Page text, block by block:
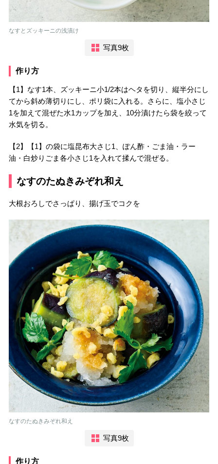
なすとズッキーニの浅漬け
写真9枚
作り方
【1】なす1本、ズッキーニ小1/2本はヘタを切り、縦半分にし
てから斜め薄切りにし、ポリ袋に入れる。さらに、塩小さじ
1を加えて混ぜた水1カップを加え、10分漬けたら袋を絞って
水気を切る。
【2】【1】の袋に塩昆布大さじ1、ぽん酢・ごま油・ラー
油・白炒りごま各小さじ1を入れて揉んで混ぜる。
なすのたぬきみぞれ和え
大根おろしでさっぱり、揚げ玉でコクを
なすのたぬきみぞれ和え
写真9枚
作り方